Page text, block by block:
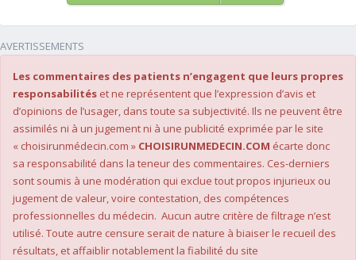
AVERTISSEMENTS
Les commentaires des patients n’engagent que leurs propres
responsabilités et ne représentent que l’expression d’avis et
d’opinions de l’usager, dans toute sa subjectivité. Ils ne peuvent être
assimilés ni à un jugement ni à une publicité exprimée par le site
« choisirunmédecin.com » CHOISIRUNMEDECIN.COM écarte donc
sa responsabilité dans la teneur des commentaires. Ces-derniers
sont soumis à une modération qui exclue tout propos injurieux ou
jugement de valeur, voire contestation, des compétences
professionnelles du médecin. Aucun autre critère de filtrage n’est
utilisé. Toute autre censure serait de nature à biaiser le recueil des
résultats, et affaiblir notablement la fiabilité du site